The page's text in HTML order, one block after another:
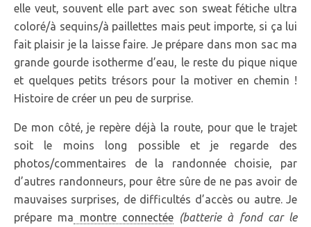
elle veut, souvent elle part avec son sweat fétiche ultra
coloré/à sequins/à paillettes mais peut importe, si ça lui
fait plaisir je la laisse faire. Je prépare dans mon sac ma
grande gourde isotherme d’eau, le reste du pique nique
et quelques petits trésors pour la motiver en chemin !
Histoire de créer un peu de surprise.
De mon côté, je repère déjà la route, pour que le trajet
soit le moins long possible et je regarde des
photos/commentaires de la randonnée choisie, par
d’autres randonneurs, pour être sûre de ne pas avoir de
mauvaises surprises, de difficultés d’accès ou autre. Je
prépare ma montre connectée (batterie à fond car le